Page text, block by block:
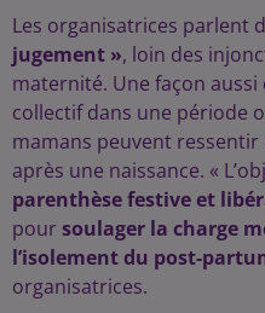
Les organisatrices parlent
jugement », loin des
maternité. Une façon
collectif dans une période
mamans peuvent ressentir
après une naissance. «
parenthèse festive et
pour soulager la charge
l’isolement du post-
organisatrices.